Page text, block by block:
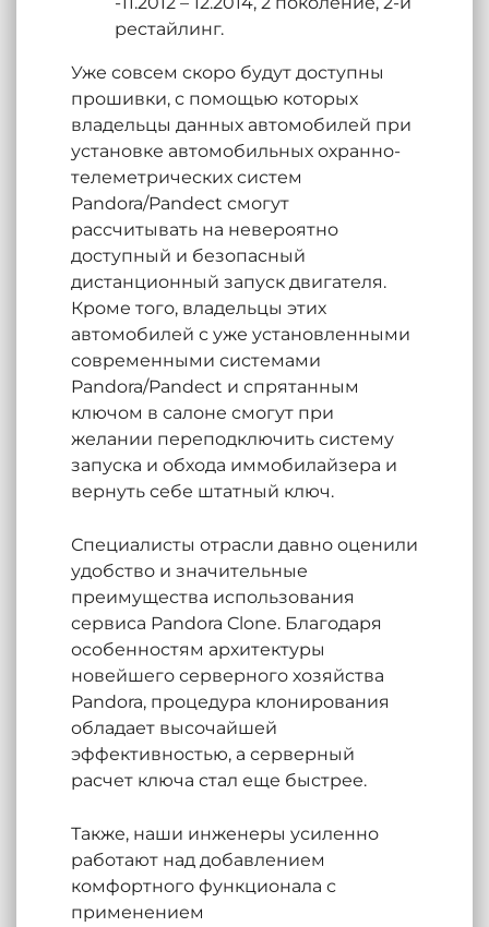
рестайлинг.
Уже совсем скоро будут доступны
прошивки, с помощью которых
владельцы данных автомобилей при
установке автомобильных охранно-
телеметрических систем
Pandora/Pandect смогут
рассчитывать на невероятно
доступный и безопасный
дистанционный запуск двигателя.
Кроме того, владельцы этих
автомобилей с уже установленными
современными системами
Pandora/Pandect и спрятанным
ключом в салоне смогут при
желании переподключить систему
запуска и обхода иммобилайзера и
вернуть себе штатный ключ.
Специалисты отрасли давно оценили
удобство и значительные
преимущества использования
сервиса Pandora Clone. Благодаря
особенностям архитектуры
новейшего серверного хозяйства
Pandora, процедура клонирования
обладает высочайшей
эффективностью, а серверный
расчет ключа стал еще быстрее.
Также, наши инженеры усиленно
работают над добавлением
комфортного функционала с
применением